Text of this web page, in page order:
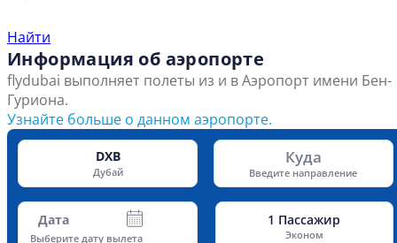
Найти
Информация об аэропорте
flydubai выполняет полеты из и в Аэропорт имени Бен-
Гуриона.
Узнайте больше о данном аэропорте.
DXB
Дубай
Куда
Введите направление
Дата
Выберите дату вылета
1 Пассажир
Эконом